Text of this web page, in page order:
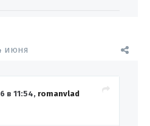
июня
в 11:54, romanvlad